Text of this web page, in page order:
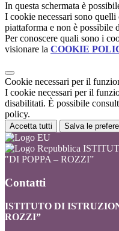
In questa schermata è
I cookie necessari sono
piattaforma e non è possibile
Per conoscere quali sono i
visionare la COOKIE
Cookie necessari per il
I cookie necessari per il
disabilitati. È possibile
policy.
Accetta tutti Salva le
"DI POPPA – ROZZI”
Contatti
ISTITUTO DI
ROZZI”